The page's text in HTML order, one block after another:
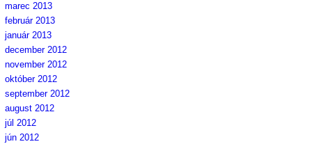
marec 2013
február 2013
január 2013
december 2012
november 2012
október 2012
september 2012
august 2012
júl 2012
jún 2012